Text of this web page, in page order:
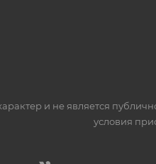
и не является
условия